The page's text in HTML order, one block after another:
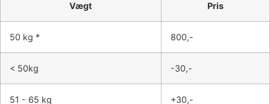
Vægt Pris
50 kg * 800,-
< 50kg -30,-
51 - 65 kg +30,-